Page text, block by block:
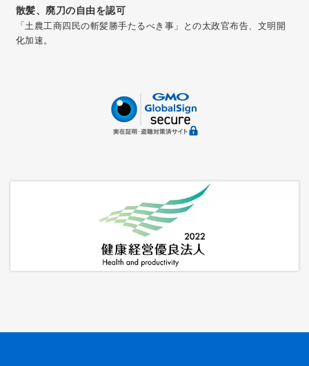
散髪、廃刀の自由を認可
「土農工商四民の斬髪勝手たるべき事」との太政官布告、文明開
化加速。